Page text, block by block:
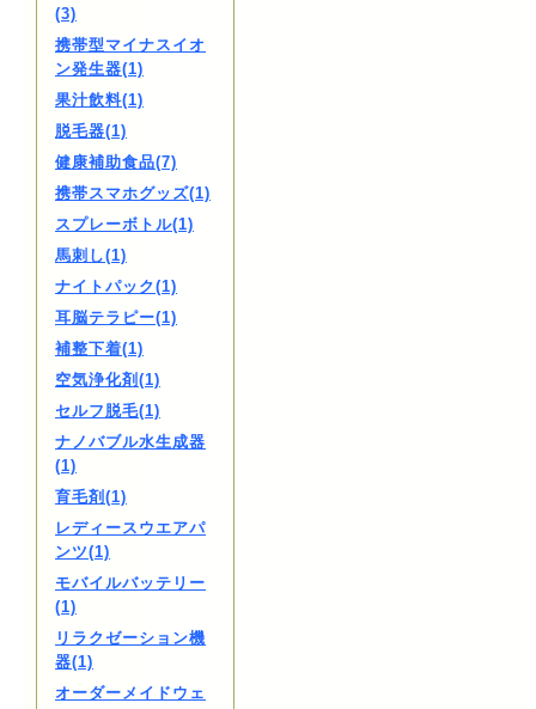
(3)
携帯型マイナスイオ
ン発生器(1)
果汁飲料(1)
脱毛器(1)
健康補助食品(7)
携帯スマホグッズ(1)
スプレーボトル(1)
馬刺し(1)
ナイトパック(1)
耳脳テラピー(1)
補整下着(1)
空気浄化剤(1)
セルフ脱毛(1)
ナノバブル水生成器
(1)
育毛剤(1)
レディースウエアパ
ンツ(1)
モバイルバッテリー
(1)
リラクゼーション機
器(1)
オーダーメイドウェ